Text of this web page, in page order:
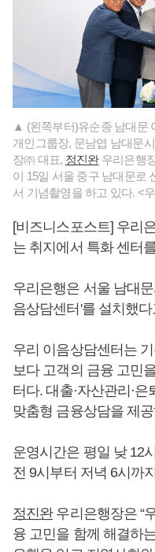
▲ (왼쪽부터)유순종 남대문
개인그룹장, 문남엽 남대문
장㈜ 대표, 정진완우리은행
이 15일 서울 중구 남대문로
서 기념촬영을 하고 있다. <
[비즈니스포스트] 우리
는 취지에서 특화 센터
우리은행은 서울 남대
음상담센터'를 설치했
우리 이음상담센터는
보다 고객의 금융 고민
터다. 대출·자산관리·
맞춤형 금융상담을 제
운영시간은 평일 낮 12
전 9시부터 저녁 6시까
정진완우리은행장은 “
융 고민을 함께 해결하